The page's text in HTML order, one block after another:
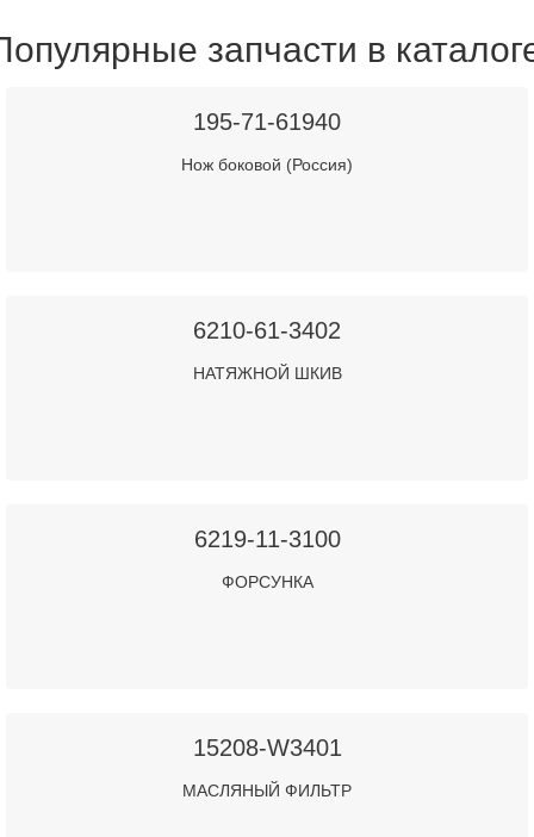
запчасти в
195-71-61940
Нож боковой (Россия)
6210-61-3402
НАТЯЖНОЙ ШКИВ
6219-11-3100
ФОРСУНКА
15208-W3401
МАСЛЯНЫЙ ФИЛЬТР